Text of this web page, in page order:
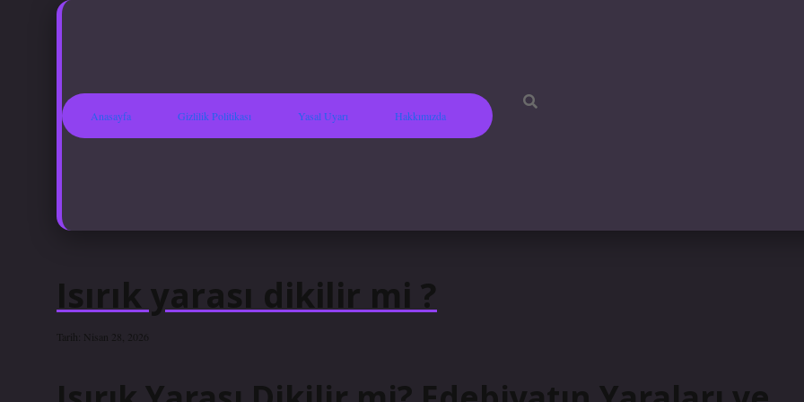
Anasayfa Gizlilik Politikası Yasal Uyarı Hakkımızda
Isırık yarası dikilir mi ?
Tarih: Nisan 28, 2026